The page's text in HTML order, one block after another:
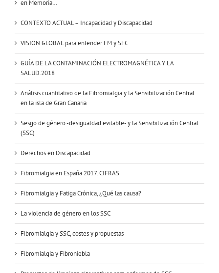
en Memoria…
CONTEXTO ACTUAL – Incapacidad y Discapacidad
VISION GLOBAL para entender FM y SFC
GUÍA DE LA CONTAMINACIÓN ELECTROMAGNÉTICA Y LA
SALUD.2018
Análisis cuantitativo de la Fibromialgia y la Sensibilización Central
en la isla de Gran Canaria
Sesgo de género -desigualdad evitable- y la Sensibilización Central
(SSC)
Derechos en Discapacidad
Fibromialgia en España 2017. CIFRAS
Fibromialgia y Fatiga Crónica, ¿Qué las causa?
La violencia de género en los SSC
Fibromialgia y SSC, costes y propuestas
Fibromialgia y Fibroniebla